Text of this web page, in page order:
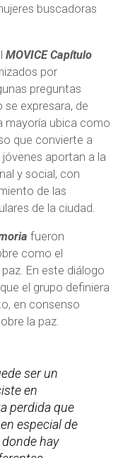
buscadoras
MOVICE Capítulo
por
preguntas
expresara, de
mayoría ubica como
que convierte a
aportan a la
y social, con
de las
de la ciudad.
fueron
como el
En este diálogo
el grupo definiera
en consenso
la paz.
ser un
en
perdida que
especial de
hay